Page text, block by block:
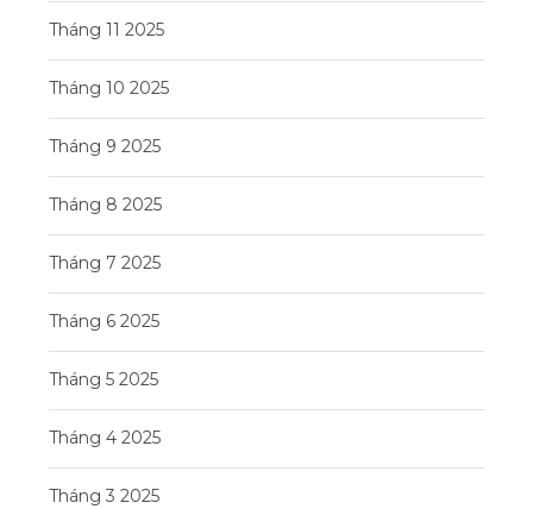
Tháng 11 2025
Tháng 10 2025
Tháng 9 2025
Tháng 8 2025
Tháng 7 2025
Tháng 6 2025
Tháng 5 2025
Tháng 4 2025
Tháng 3 2025